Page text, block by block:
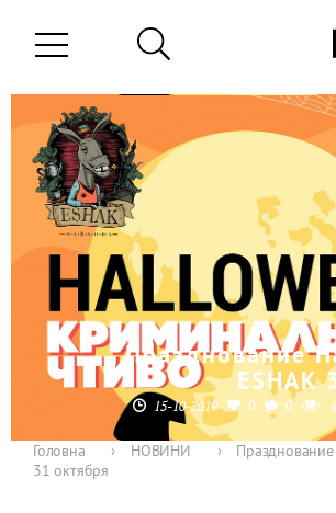
Празднование
ESHAK
15-10-2019 0 0
Головна › НОВИНИ ›
31 октября